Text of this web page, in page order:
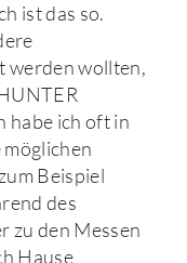
ist das so.
werden wollten,
habe ich oft in
Beispiel
des
zu den Messen
Hause